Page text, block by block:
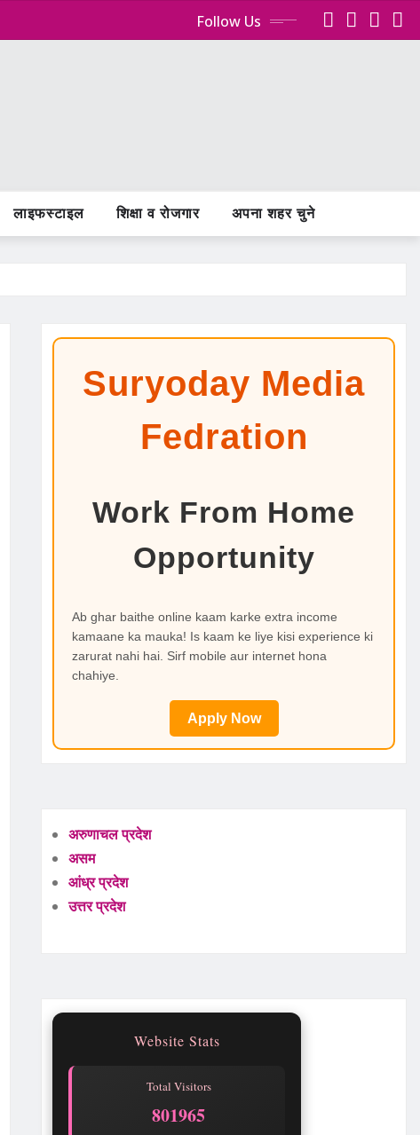
Follow Us
लाइफस्टाइल शिक्षा व रोजगार अपना शहर चुने
Suryoday Media
Fedration
Work From Home
Opportunity
Ab ghar baithe online kaam karke extra income
kamaane ka mauka! Is kaam ke liye kisi experience ki
zarurat nahi hai. Sirf mobile aur internet hona
chahiye.
Apply Now
अरुणाचल प्रदेश
असम
आंध्र प्रदेश
उत्तर प्रदेश
Website Stats
Total Visitors
801965